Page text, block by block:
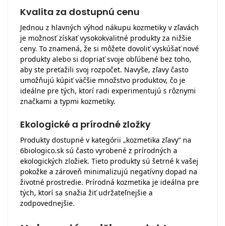
Kvalita za dostupnú cenu
Jednou z hlavných výhod nákupu kozmetiky v zľavách
je možnosť získať vysokokvalitné produkty za nižšie
ceny. To znamená, že si môžete dovoliť vyskúšať nové
produkty alebo si dopriať svoje obľúbené bez toho,
aby ste preťažili svoj rozpočet. Navyše, zľavy často
umožňujú kúpiť väčšie množstvo produktov, čo je
ideálne pre tých, ktorí radi experimentujú s rôznymi
značkami a typmi kozmetiky.
Ekologické a prírodné zložky
Produkty dostupné v kategórii „kozmetika zľavy“ na
6biologico.sk sú často vyrobené z prírodných a
ekologických zložiek. Tieto produkty sú šetrné k vašej
pokožke a zároveň minimalizujú negatívny dopad na
životné prostredie. Prírodná kozmetika je ideálna pre
tých, ktorí sa snažia žiť udržateľnejšie a
zodpovednejšie.